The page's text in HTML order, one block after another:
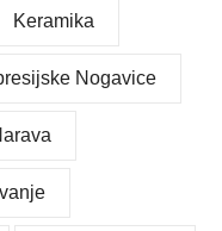
Keramika
Nogavice